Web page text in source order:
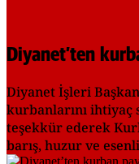
Diyanet’ten
Diyanet İşleri
kurbanlarını ihtiyaç
teşekkür ederek
barış, huzur ve